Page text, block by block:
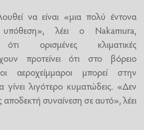
να είναι «μια πολύ έντονα
υπόθεση», λέει ο Nakamura,
ότι ορισμένες κλιματικές
προτείνει ότι στο βόρειο
αεροχείμμαροι μπορεί στην
γίνει λιγότερο κυματώδεις. «Δεν
αποδεκτή συναίνεση σε αυτό», λέει